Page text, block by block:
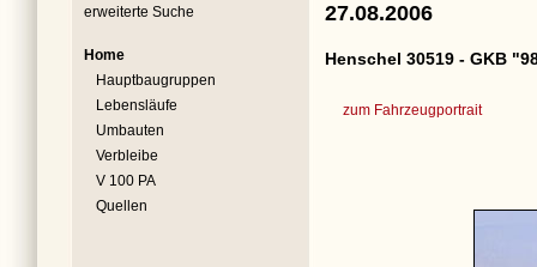
erweiterte Suche
Home
Hauptbaugruppen
Lebensläufe
Umbauten
Verbleibe
V 100 PA
Quellen
27.08.2006
Henschel 30519 - GKB
zum Fahrzeugportrait